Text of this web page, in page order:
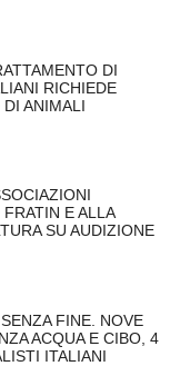
DI
RICHIEDE
ANIMALI
E ALLA
SU AUDIZIONE
FINE. NOVE
ACQUA E CIBO, 4
ITALIANI